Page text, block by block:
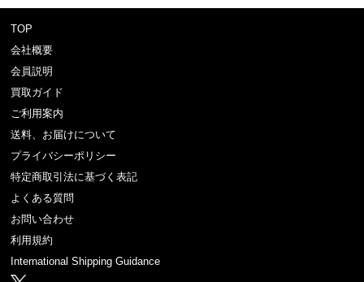
TOP
会社概要
会員説明
買取ガイド
ご利用案内
送料、お届けについて
プライバシーポリシー
特定商取引法に基づく表記
よくある質問
お問い合わせ
利用規約
International Shipping Guidance